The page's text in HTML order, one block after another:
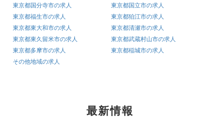
東京都国分寺市の求人
東京都国立市の求人
東京都福生市の求人
東京都狛江市の求人
東京都東大和市の求人
東京都清瀬市の求人
東京都東久留米市の求人
東京都武蔵村山市の求人
東京都多摩市の求人
東京都稲城市の求人
その他地域の求人
最新情報